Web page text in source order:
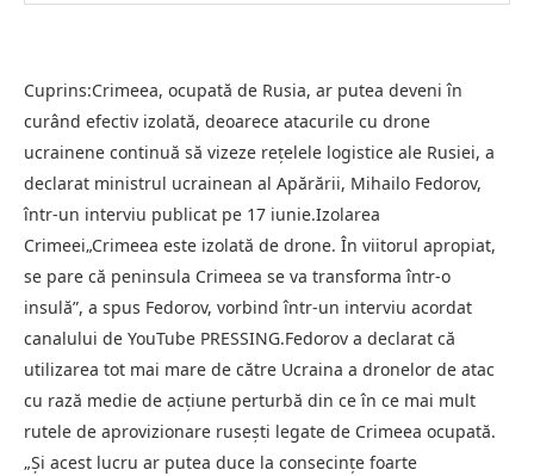
Cuprins:Crimeea, ocupată de Rusia, ar putea deveni în
curând efectiv izolată, deoarece atacurile cu drone
ucrainene continuă să vizeze rețelele logistice ale Rusiei, a
declarat ministrul ucrainean al Apărării, Mihailo Fedorov,
într-un interviu publicat pe 17 iunie.Izolarea
Crimeei„Crimeea este izolată de drone. În viitorul apropiat,
se pare că peninsula Crimeea se va transforma într-o
insulă”, a spus Fedorov, vorbind într-un interviu acordat
canalului de YouTube PRESSING.Fedorov a declarat că
utilizarea tot mai mare de către Ucraina a dronelor de atac
cu rază medie de acțiune perturbă din ce în ce mai mult
rutele de aprovizionare rusești legate de Crimeea ocupată.
„Și acest lucru ar putea duce la consecințe foarte